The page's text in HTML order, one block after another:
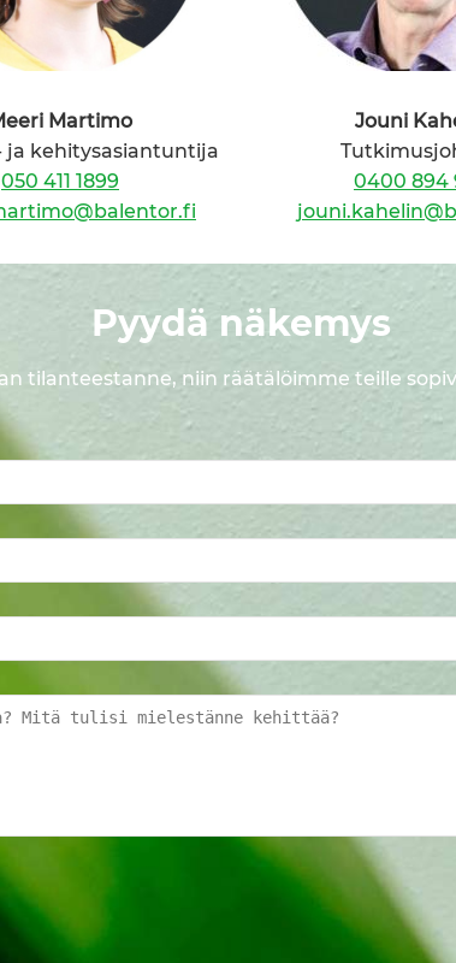
Martimo
ja kehitysasiantuntija
050 411 1899
Jouni
0400 894
Pyydä näkemys
tilanteestanne, niin räätälöimme teille